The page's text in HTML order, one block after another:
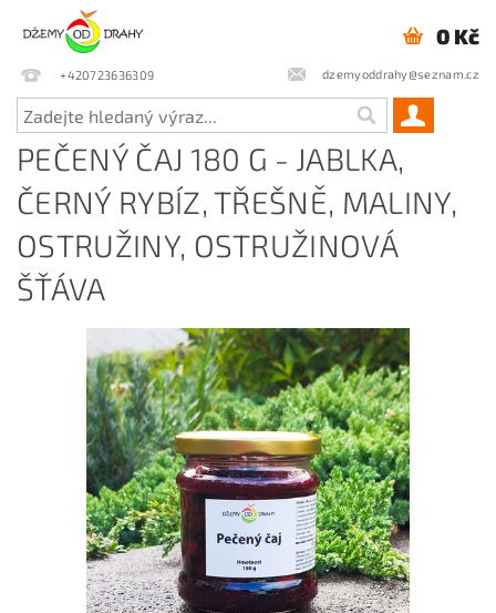
+420723636309 dzemyoddrahy@seznam.cz
0 Kč
PEČENÝ ČAJ 180 G - JABLKA,
ČERNÝ RYBÍZ, TŘEŠNĚ, MALINY,
OSTRUŽINY, OSTRUŽINOVÁ
ŠŤÁVA